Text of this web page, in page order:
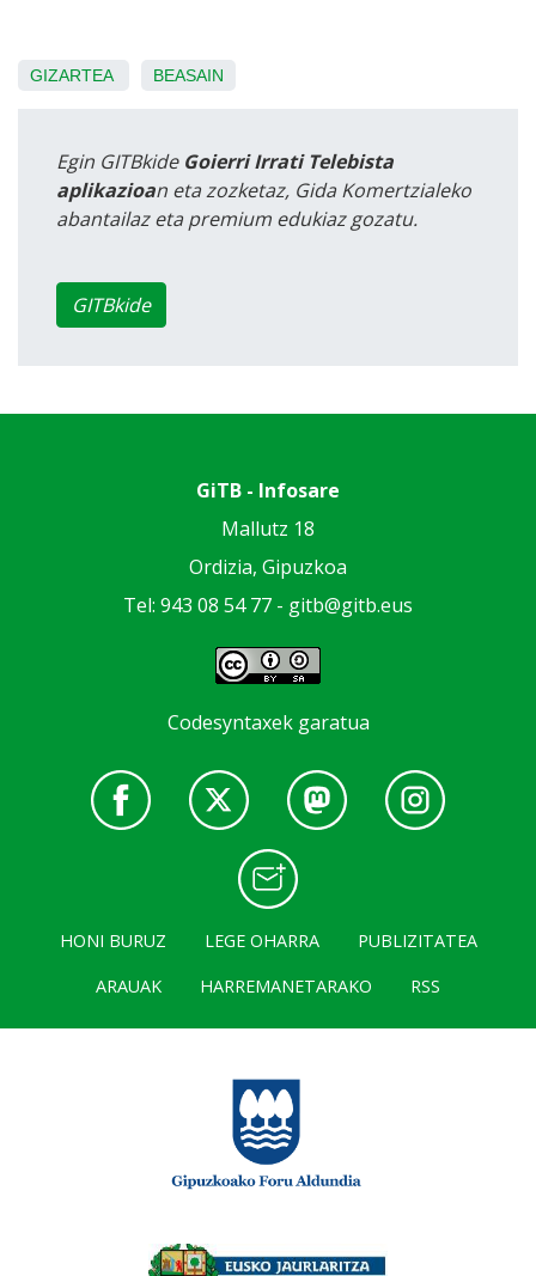
GIZARTEA BEASAIN
Egin GITBkide Goierri Irrati Telebista
aplikazioan eta zozketaz, Gida Komertzialeko
abantailaz eta premium edukiaz gozatu.
GITBkide
GiTB - Infosare
Mallutz 18
Ordizia, Gipuzkoa
Tel: 943 08 54 77 - gitb@gitb.eus
Codesyntaxek garatua
HONI BURUZ LEGE OHARRA
PUBLIZITATEA
ARAUAK
HARREMANETARAKO RSS